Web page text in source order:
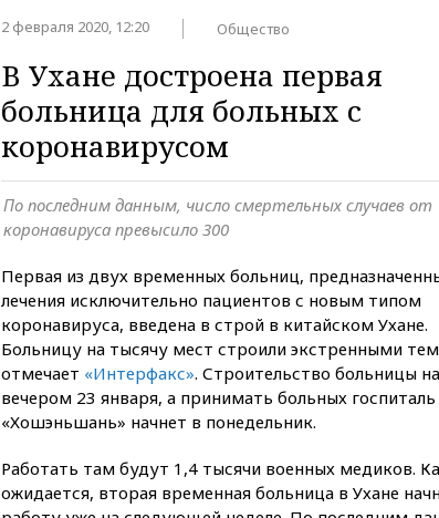
2 февраля 2020, 12:20 Общество
В Ухане достроена первая
больница для больных с
коронавирусом
По последним данным, число смертельных случаев от
коронавируса превысило 300
Первая из двух временных больниц,
лечения исключительно пациентов с новым типом
коронавируса, введена в строй в китайском Ухане.
Больницу на тысячу мест строили экстренными
отмечает «Интерфакс». Строительство больницы
вечером 23 января, а принимать больных госпиталь
«Хошэньшань» начнет в понедельник.
Работать там будут 1,4 тысячи военных медиков.
ожидается, вторая временная больница в Ухане